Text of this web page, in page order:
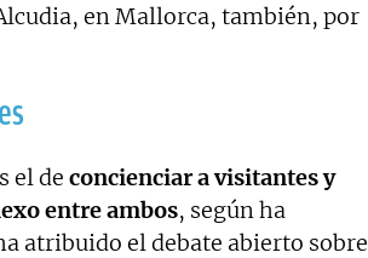
en Mallorca, también, por
el de concienciar a visitantes y
entre ambos, según ha
atribuido el debate abierto sobre